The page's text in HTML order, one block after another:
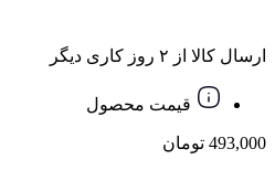
ارسال کالا از ۲ روز کاری دیگر
قیمت محصول
493,000 تومان